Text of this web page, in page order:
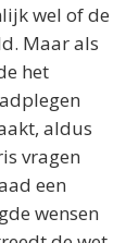
wel of de
Maar als
het
aldus
vragen
een
wensen